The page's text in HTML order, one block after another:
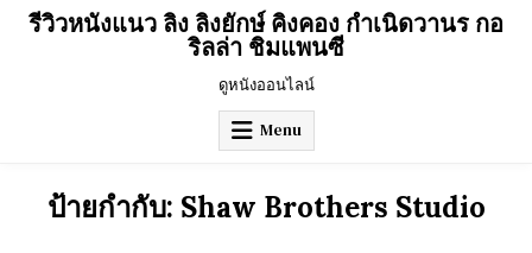
Skipรีวิวหนังแนว ลิง ลิงยักษ์ คิงคอง กำเนิดวานร กอ
ริลล่า ชิมแพนซี
ดูหนังออนไลน์
Menu
ป้ายกำกับ: Shaw Brothers Studio